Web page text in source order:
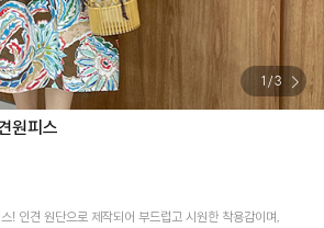
/ 3
원피스
! 인견 원단으로 제작되어 부드럽고 시원한 착용감이며,